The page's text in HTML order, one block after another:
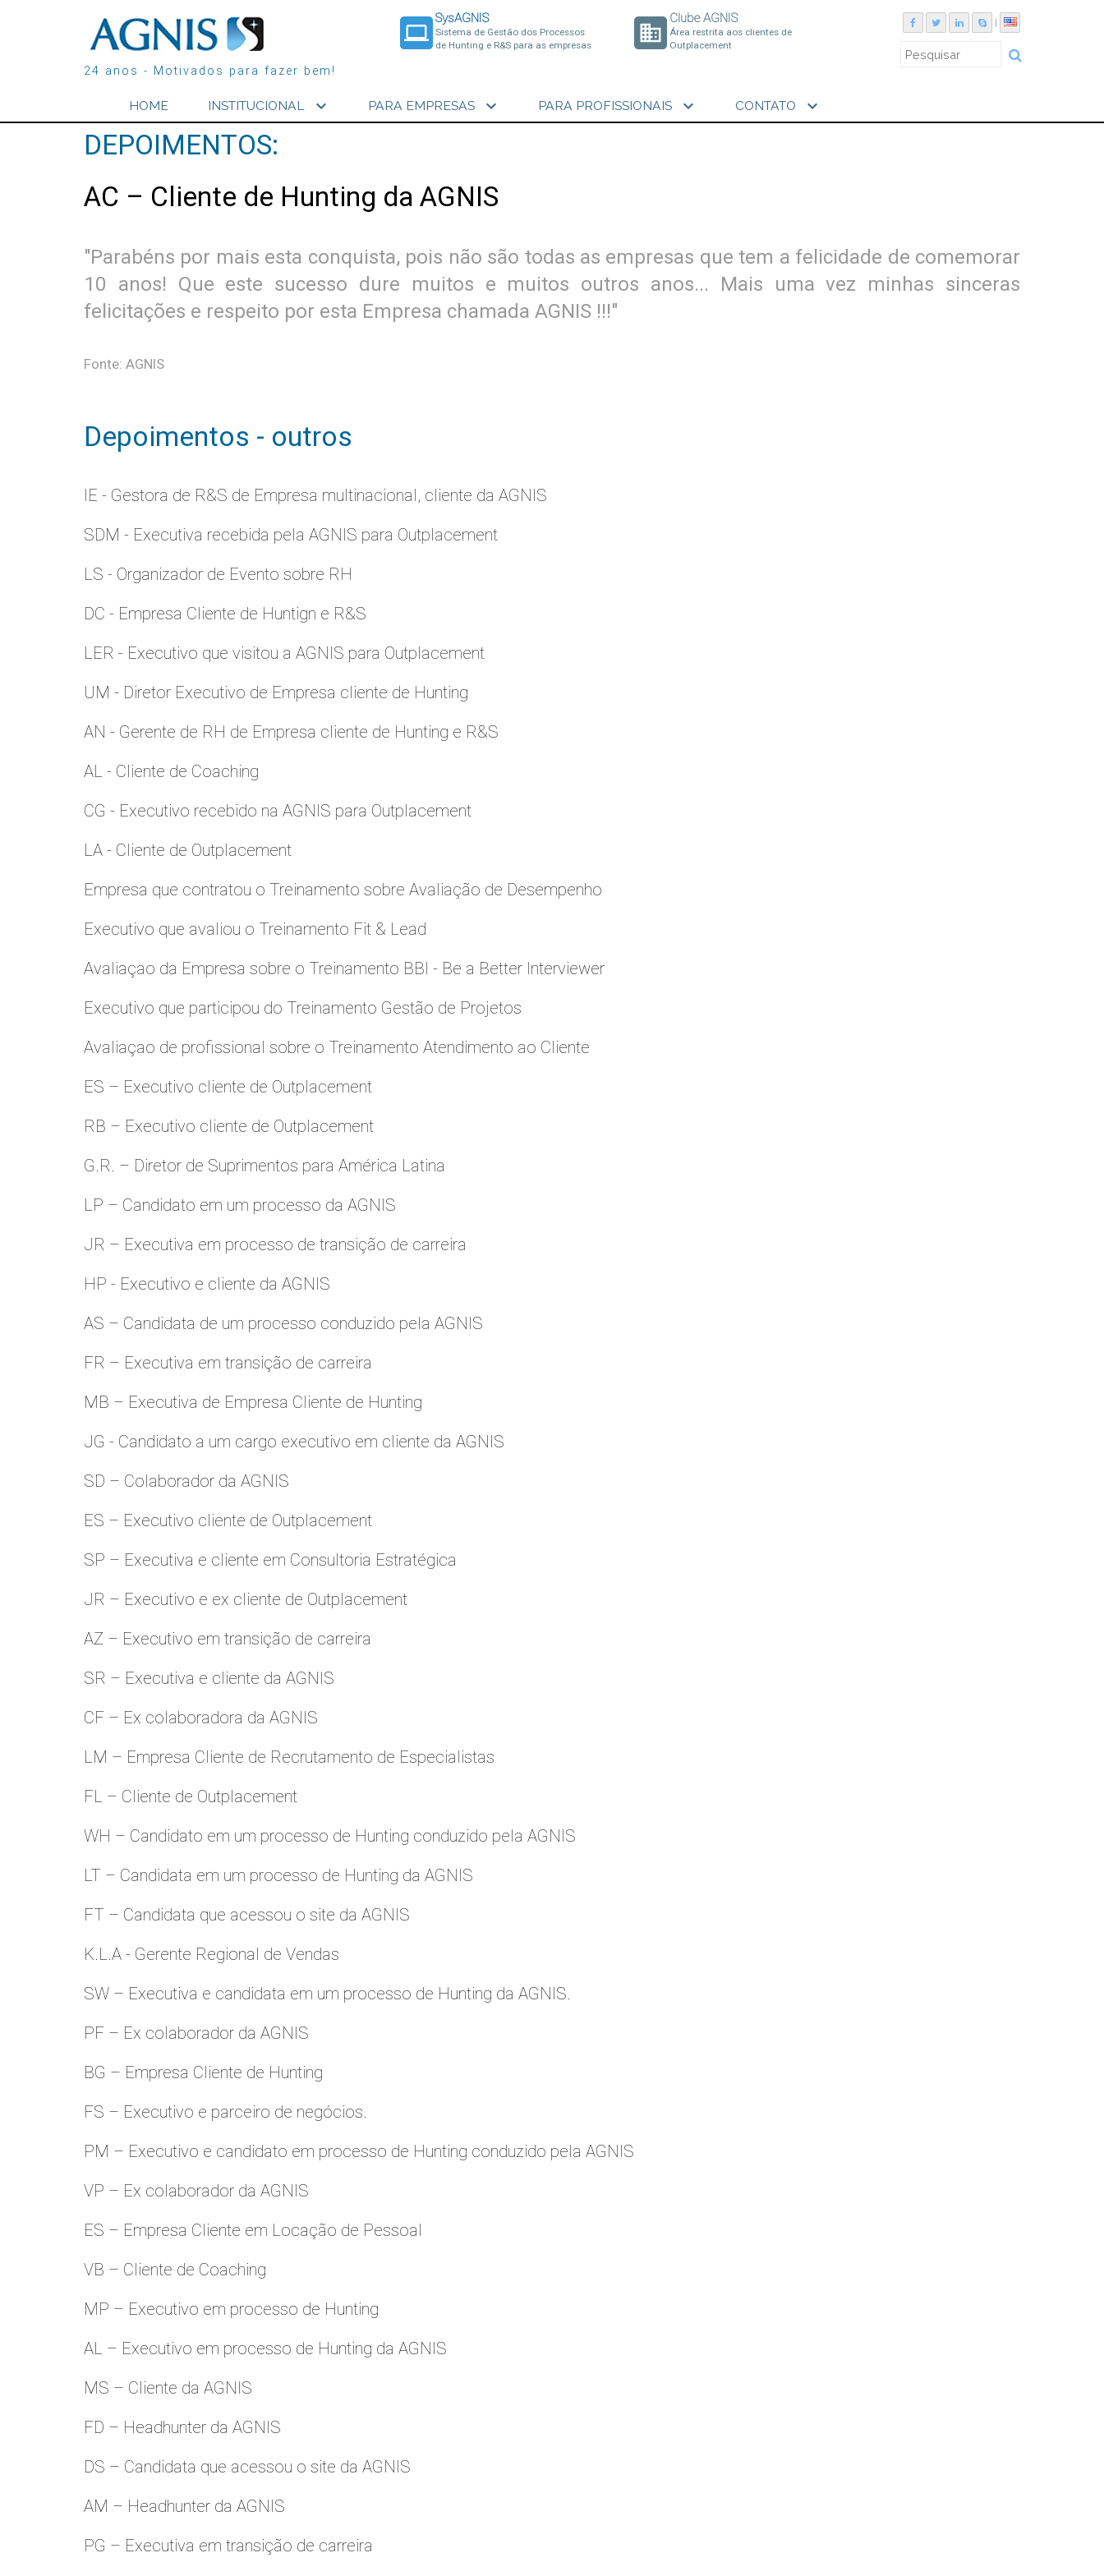
24 anos - Motivados para fazer bem!
laptop
SysAGNIS
Sistema de Gestão dos Processos
de Hunting e R&S para as empresas
business
Clube AGNIS
Área restrita aos clientes de
Outplacement
HOME INSTITUCIONAL expand_more PARA EMPRESAS expand_more PARA PROFISSIONAIS expand_more CONTATO expand_more
DEPOIMENTOS:
AC – Cliente de Hunting da AGNIS
"Parabéns por mais esta conquista, pois não são todas as empresas que tem a felicidade de comemorar
10 anos! Que este sucesso dure muitos e muitos outros anos... Mais uma vez minhas sinceras
felicitações e respeito por esta Empresa chamada AGNIS !!!"
Fonte: AGNIS
Depoimentos - outros
IE - Gestora de R&S de Empresa multinacional, cliente da AGNIS
SDM - Executiva recebida pela AGNIS para Outplacement
LS - Organizador de Evento sobre RH
DC - Empresa Cliente de Huntign e R&S
LER - Executivo que visitou a AGNIS para Outplacement
UM - Diretor Executivo de Empresa cliente de Hunting
AN - Gerente de RH de Empresa cliente de Hunting e R&S
AL - Cliente de Coaching
CG - Executivo recebido na AGNIS para Outplacement
LA - Cliente de Outplacement
Empresa que contratou o Treinamento sobre Avaliação de Desempenho
Executivo que avaliou o Treinamento Fit & Lead
Avaliaçao da Empresa sobre o Treinamento BBI - Be a Better Interviewer
Executivo que participou do Treinamento Gestão de Projetos
Avaliaçao de profissional sobre o Treinamento Atendimento ao Cliente
ES – Executivo cliente de Outplacement
RB – Executivo cliente de Outplacement
G.R. – Diretor de Suprimentos para América Latina
LP – Candidato em um processo da AGNIS
JR – Executiva em processo de transição de carreira
HP - Executivo e cliente da AGNIS
AS – Candidata de um processo conduzido pela AGNIS
FR – Executiva em transição de carreira
MB – Executiva de Empresa Cliente de Hunting
JG - Candidato a um cargo executivo em cliente da AGNIS
SD – Colaborador da AGNIS
ES – Executivo cliente de Outplacement
SP – Executiva e cliente em Consultoria Estratégica
JR – Executivo e ex cliente de Outplacement
AZ – Executivo em transição de carreira
SR – Executiva e cliente da AGNIS
CF – Ex colaboradora da AGNIS
LM – Empresa Cliente de Recrutamento de Especialistas
FL – Cliente de Outplacement
WH – Candidato em um processo de Hunting conduzido pela AGNIS
LT – Candidata em um processo de Hunting da AGNIS
FT – Candidata que acessou o site da AGNIS
K.L.A - Gerente Regional de Vendas
SW – Executiva e candidata em um processo de Hunting da AGNIS.
PF – Ex colaborador da AGNIS
BG – Empresa Cliente de Hunting
FS – Executivo e parceiro de negócios.
PM – Executivo e candidato em processo de Hunting conduzido pela AGNIS
VP – Ex colaborador da AGNIS
ES – Empresa Cliente em Locação de Pessoal
VB – Cliente de Coaching
MP – Executivo em processo de Hunting
AL – Executivo em processo de Hunting da AGNIS
MS – Cliente da AGNIS
FD – Headhunter da AGNIS
DS – Candidata que acessou o site da AGNIS
AM – Headhunter da AGNIS
PG – Executiva em transição de carreira